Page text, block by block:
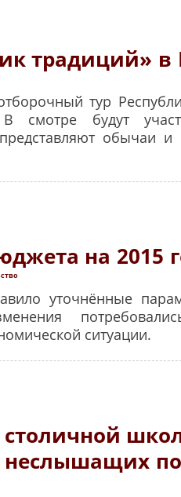
традиций»
тур
смотре будут
обычаи и
на 2015
уточнённые
ситуации.
неслышащих